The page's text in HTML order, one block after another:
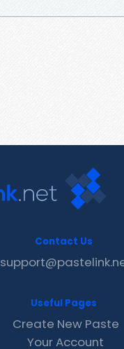
Contact Us
Useful Pages
Create New Paste
Your Account